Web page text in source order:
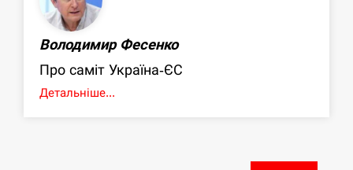
Володимир Фесенко
Про саміт Україна-ЄС
Детальніше...